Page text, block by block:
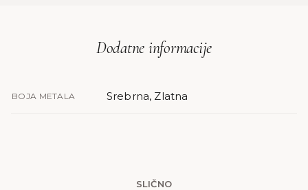
Dodatne informacije
BOJA METALA Srebrna, Zlatna
SLIČNO